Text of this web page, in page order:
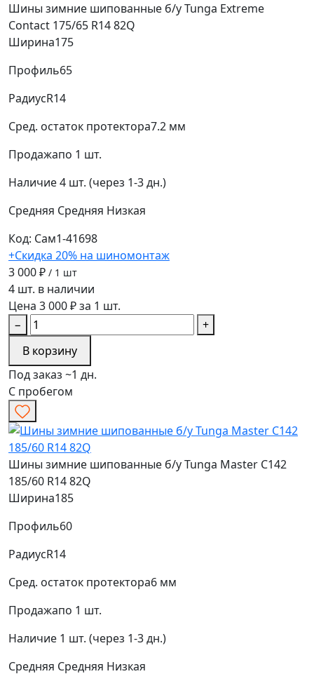
Шины зимние шипованные б/у Tunga Extreme
Contact 175/65 R14 82Q
Ширина175
Профиль65
РадиусR14
Сред. остаток протектора7.2 мм
Продажапо 1 шт.
Наличие4 шт. (через 1-3 дн.)
Средняя Средняя Низкая
Код: Сам1-41698
+Скидка 20% на шиномонтаж
3 000 ₽ / 1 шт
4 шт. в наличии
Цена 3 000 ₽ за 1 шт.
−
+
В корзину
Под заказ ~1 дн.
С пробегом
Шины зимние шипованные б/у Tunga Master C142
185/60 R14 82Q
Ширина185
Профиль60
РадиусR14
Сред. остаток протектора6 мм
Продажапо 1 шт.
Наличие 1 шт. (через 1-3 дн.)
Средняя Средняя Низкая